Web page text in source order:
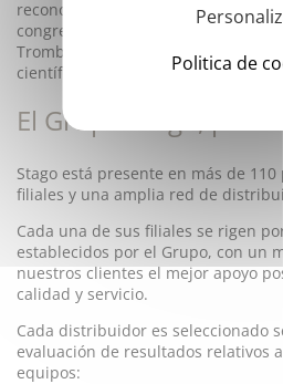
reconocimiento, Stago colabora
congresos o eventos relacionados
Trombosis, en la organización de
científicos para actualizar los
El Grupo Stago,
Stago está presente en más de
filiales y una amplia red de
Cada una de sus filiales se rigen
establecidos por el Grupo, con un
nuestros clientes el mejor apoyo
calidad y servicio.
Cada distribuidor es seleccionado
evaluación de resultados relativos
equipos:
Politica de